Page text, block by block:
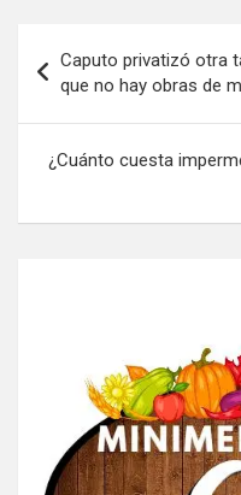
de
entradas
Caputo privatizó otra
que no hay obras de
¿Cuánto cuesta